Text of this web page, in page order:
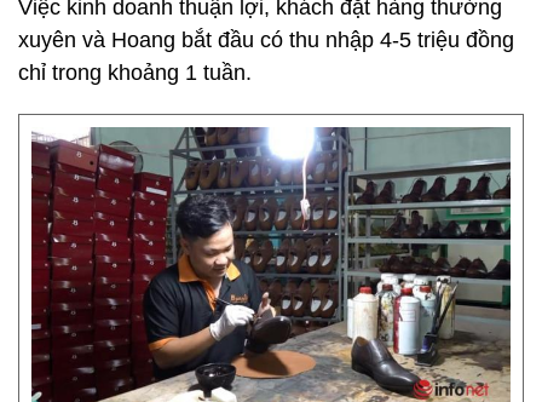
Việc kinh doanh thuận lợi, khách đặt hàng thường
xuyên và Hoang bắt đầu có thu nhập 4-5 triệu đồng
chỉ trong khoảng 1 tuần.